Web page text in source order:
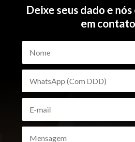
Deixe seus dado e
em contato